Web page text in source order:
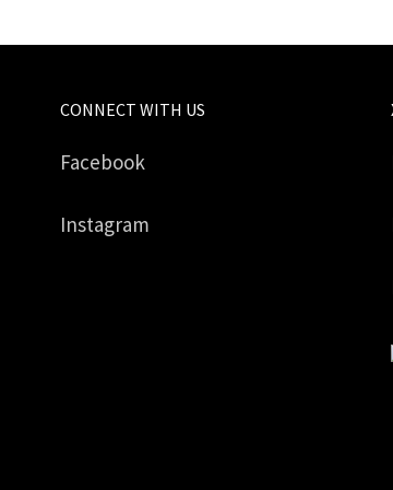
CONNECT WITH US
Facebook
Instagram